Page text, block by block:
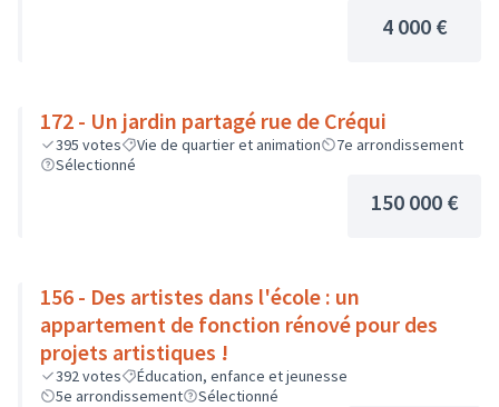
4 000 €
172 - Un jardin partagé rue de Créqui
395 votes Vie de quartier et animation
7e arrondissement
Sélectionné
150 000 €
156 - Des artistes dans l'école : un
appartement de fonction rénové pour des
projets artistiques !
392votes
Éducation, enfance et jeunesse
5e arrondissement
Sélectionné